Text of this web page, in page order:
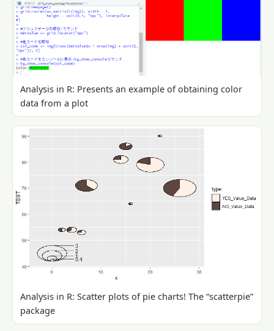
Analysis in R: Presents an example of obtaining color
data from a plot
Analysis in R: Scatter plots of pie charts! The “scatterpie”
package